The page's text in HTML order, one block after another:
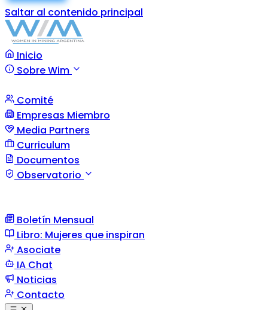
Saltar al contenido principal
Inicio
Sobre Wim
Comité
Empresas Miembro
Media Partners
Curriculum
Documentos
Observatorio
Boletín Mensual
Libro: Mujeres que inspiran
Asociate
IA Chat
Noticias
Contacto